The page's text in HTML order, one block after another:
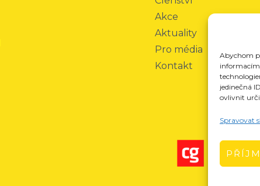
Abychom
informacím
jedinečná
ovlivnit
Spravovat
Akce
Aktuality
Pro média
Kontakt